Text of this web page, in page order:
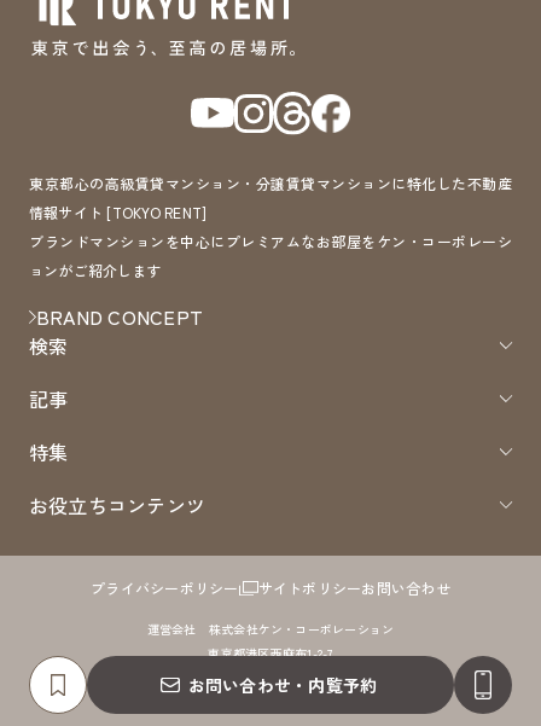
お問い合わせ・内覧予約
東京都心の高級賃貸マンション・分譲賃貸マンションに特化した不動産
情報サイト [TOKYO RENT]
ブランドマンションを中心にプレミアムなお部屋をケン・コーポレーシ
ョンがご紹介します
BRAND CONCEPT
検索
記事
特集
お役立ちコンテンツ
プライバシーポリシー サイトポリシーお問い合わせ
運営会社 株式会社ケン・コーポレーション
東京都港区西麻布1-2-7
免許番号：国土交通大臣（8）第4372号 取引形態：仲介